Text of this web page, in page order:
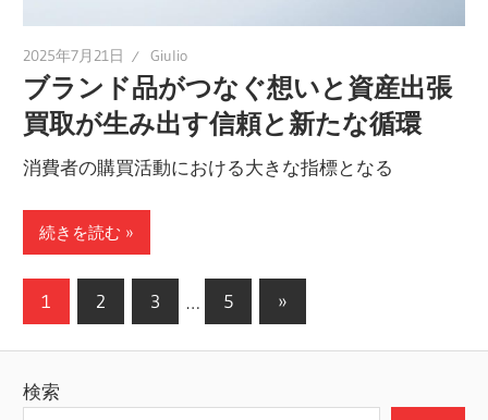
2025年7月21日 Giulio
ブランド品がつなぐ想いと資産出張
買取が生み出す信頼と新たな循環
消費者の購買活動における大きな指標となる
続きを読む
投
の
1 2 3 … 5
次
の
»
検索